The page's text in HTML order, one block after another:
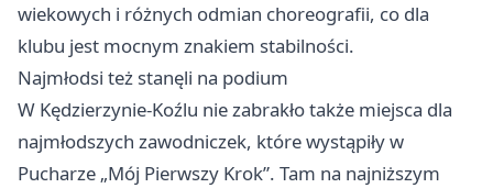
wiekowych i różnych odmian choreografii, co dla
klubu jest mocnym znakiem stabilności.
Najmłodsi też stanęli na podium
W Kędzierzynie-Koźlu nie zabrakło także miejsca dla
najmłodszych zawodniczek, które wystąpiły w
Pucharze „Mój Pierwszy Krok”. Tam na najniższym